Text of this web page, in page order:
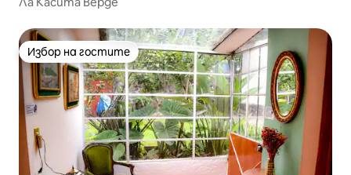
Избор на гостите
Избор на гостите